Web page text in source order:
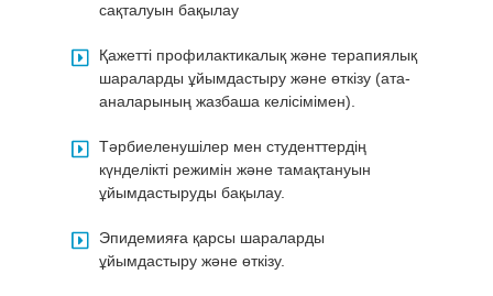
сақталуын бақылау
Қажетті профилактикалық және терапиялық
шараларды ұйымдастыру және өткізу (ата-
аналарының жазбаша келісімімен).
Тәрбиеленушілер мен студенттердің
күнделікті режимін және тамақтануын
ұйымдастыруды бақылау.
Эпидемияға қарсы шараларды
ұйымдастыру және өткізу.